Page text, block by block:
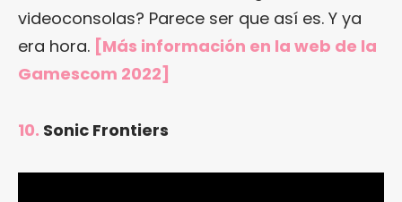
videoconsolas? Parece ser que así es. Y ya
era hora. [Más información en la web de la
Gamescom 2022]
10. Sonic Frontiers